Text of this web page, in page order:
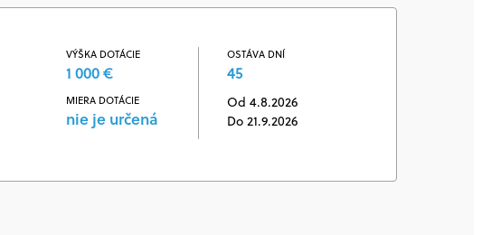
VÝŠKA DOTÁCIE
1 000 €
MIERA DOTÁCIE
nie je určená
OSTÁVA DNÍ
45
Od 4.8.2026
Do 21.9.2026